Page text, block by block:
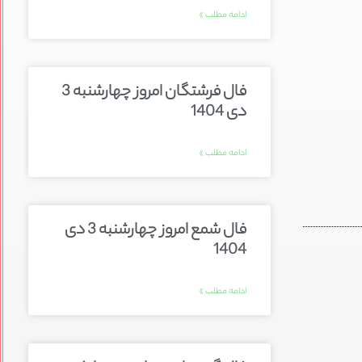
ادامه مطلب »
فال فرشتگان امروز چهارشنبه 3
دی 1404
ادامه مطلب »
فال شمع امروز چهارشنبه 3 دی
1404
ادامه مطلب »